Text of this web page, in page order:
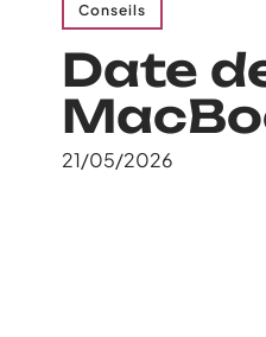
Conseils
Date
21/05/2026